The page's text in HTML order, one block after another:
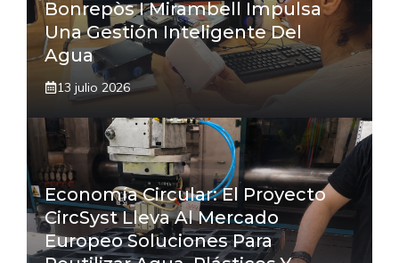
Bonrepòs I Mirambell Impulsa
Una Gestión Inteligente Del
Agua
13 julio 2026
Economía Circular: El Proyecto
CircSyst Lleva Al Mercado
Europeo Soluciones Para